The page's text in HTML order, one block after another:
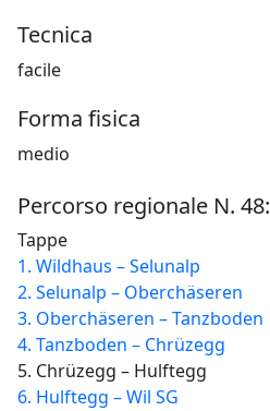
Tecnica
facile
Forma fisica
medio
Percorso regionale N. 48:
Tappe
1. Wildhaus – Selunalp
2. Selunalp – Oberchäseren
3. Oberchäseren – Tanzboden
4. Tanzboden – Chrüzegg
5. Chrüzegg – Hulftegg
6. Hulftegg – Wil SG